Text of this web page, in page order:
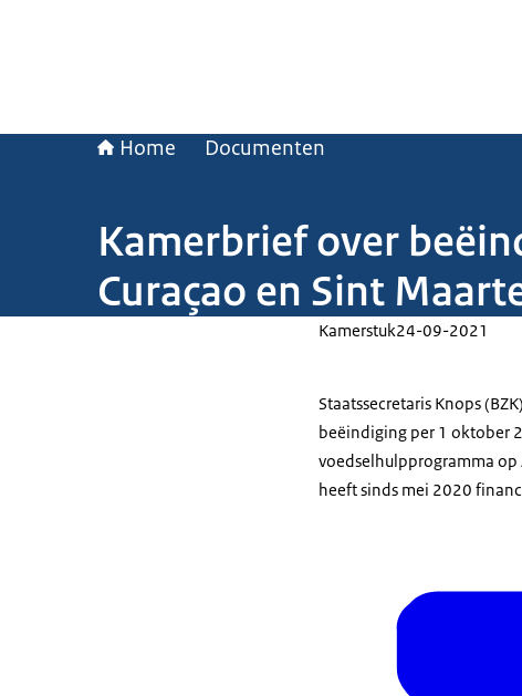
Home Documenten
Kamerbrief over
Curaçao en Sint
Kamerstuk24-09-2021
Staatssecretaris Knops
beëindiging per 1 oktober
voedselhulpprogramma op
heeft sinds mei 2020